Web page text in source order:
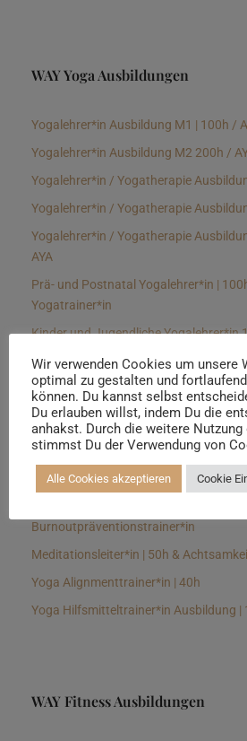
WAY Yoga Ausbildungen
Yogalehrer*in Ausbildung M1 | 100h /
Yogalehrer*in Ausbildung M2 200h /
Yogalehrer*in / Yogatherapie
Yogalehrer*in / Yogatherapie
Yogalehrer*in / Yogatherapie
AYA
Prä- und Postnatal Yogalehrer*in |
Yogatrainer*in
Kinder und Jugendliche Yogalehrer*in
Yin Yogalehrer*in | 100 h &
Hormon Yogalehrer*in /
Stressmanagementtrainer*in | 70h
Longevitytrainer*in
Burnoutpräventionstrainer*in
Meditationsleiter*in | 50h &
Yoga Alignmenttrainer*in | 40h
Yoga Hilfsmitteltrainer*in Ausbildung |
WAY Fitness Ausbildungen
Wir verwenden Cookies um unsere
optimal zu gestalten und
können. Du kannst selbst
Du erlauben willst, indem Du die
anhakst. Durch die weitere Nutzung
stimmst Du der Verwendung von
Alle Cookies akzeptieren Cookie